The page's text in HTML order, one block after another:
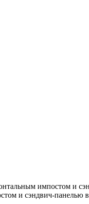
импостом и